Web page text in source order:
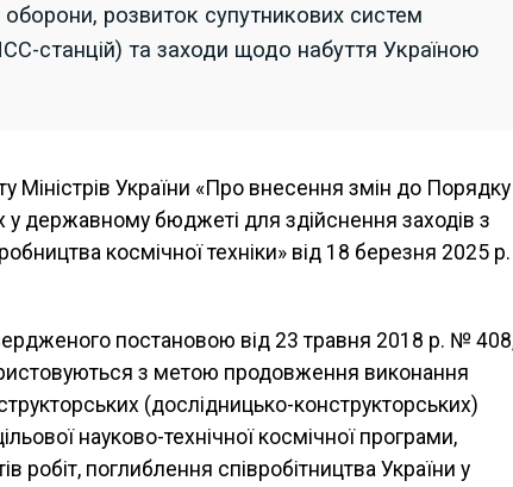
оборони, розвиток супутникових систем
станцій) та заходи щодо набуття Україною
Міністрів України «Про внесення змін до Порядку
державному бюджеті для здійснення заходів з
космічної техніки» від 18 березня 2025 р.
постановою від 23 травня 2018 р. №
з метою продовження виконання
(дослідницько-конструкторських)
науково-технічної космічної програми,
робіт, поглиблення співробітництва України у